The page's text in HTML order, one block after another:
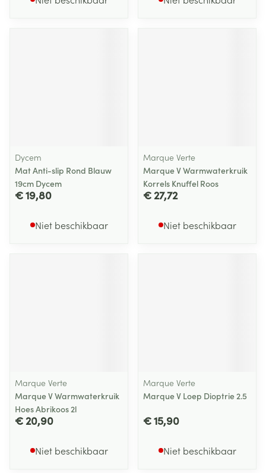
Dycem
Mat Anti-slip Rond Blauw
19cm Dycem
€ 19,80
Niet beschikbaar
Marque Verte
Marque V Warmwaterkruik
Korrels Knuffel Roos
€ 27,72
Niet beschikbaar
Marque Verte
Marque V Warmwaterkruik
Hoes Abrikoos 2l
€ 20,90
Niet beschikbaar
Marque Verte
Marque V Loep Dioptrie 2.5
€ 15,90
Niet beschikbaar